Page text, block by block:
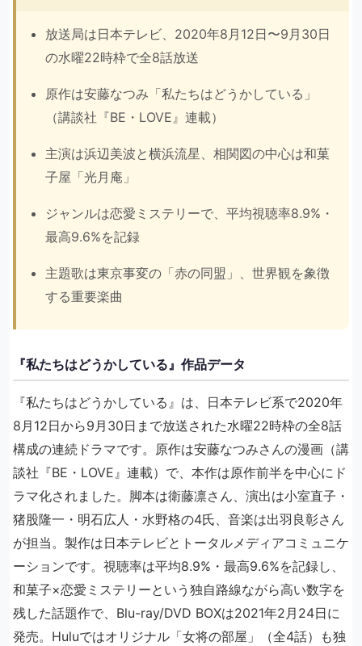
放送局は日本テレビ、2020年8月12日〜9月30日
の水曜22時枠で全8話放送
原作は安藤なつみ「私たちはどうかしている」
（講談社『BE・LOVE』連載）
主演は浜辺美波と横浜流星、相関図の中心は和菓
子屋「光月庵」
ジャンルは恋愛ミステリーで、平均視聴率8.9%・
最高9.6%を記録
主題歌は東京事変の「赤の同盟」、世界観を象徴
する重要楽曲
『私たちはどうかしている』作品データ
『私たちはどうかしている』は、日本テレビ系で2020年
8月12日から9月30日まで放送された水曜22時枠の全8話
構成の連続ドラマです。原作は安藤なつみさんの漫画（講
談社『BE・LOVE』連載）で、本作は原作前半を中心にド
ラマ化されました。脚本は衛藤凛さん、演出は小室直子・
猪股隆一・明石広人・水野格の4氏、音楽は出羽良彰さん
が担当。製作は日本テレビとトータルメディアコミュニケ
ーションです。視聴率は平均8.9%・最高9.6%を記録し、
和菓子×恋愛ミステリーという独自路線ながら高い数字を
残した話題作で、Blu-ray/DVD BOXは2021年2月24日に
発売。Huluではオリジナル「女将の部屋」（全4話）も独